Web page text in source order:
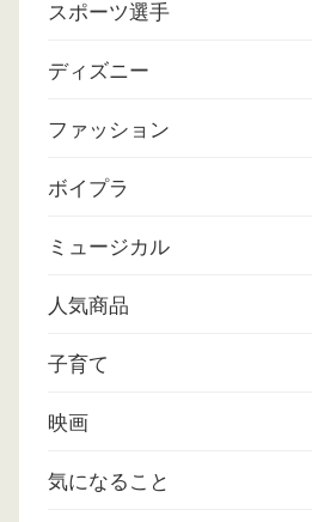
スポーツ選手
ディズニー
ファッション
ボイプラ
ミュージカル
人気商品
子育て
映画
気になること